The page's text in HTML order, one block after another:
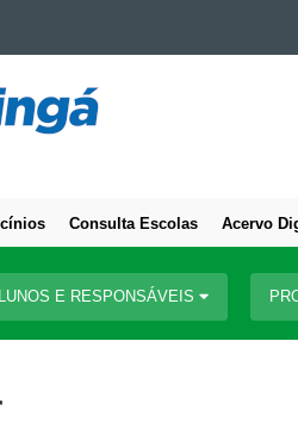
Consulta Escolas Acervo
E RESPONSÁVEIS